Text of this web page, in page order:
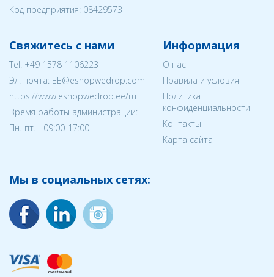
Код предприятия: 08429573
Свяжитесь с нами
Tel: +49 1578 1106223
Эл. почта: EE@eshopwedrop.com
https://www.eshopwedrop.ee/ru
Время работы администрации:
Пн.-пт. - 09:00-17:00
Информация
О нас
Правила и условия
Политика
конфиденциальности
Контакты
Карта сайта
Мы в социальных сетях: